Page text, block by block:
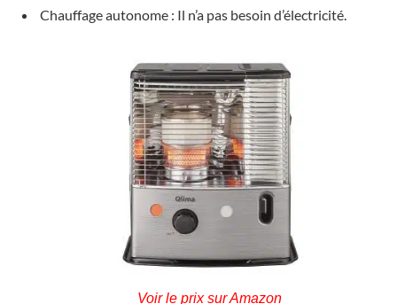
Chauffage autonome : Il n’a pas besoin d’électricité.
Voir le prix sur Amazon